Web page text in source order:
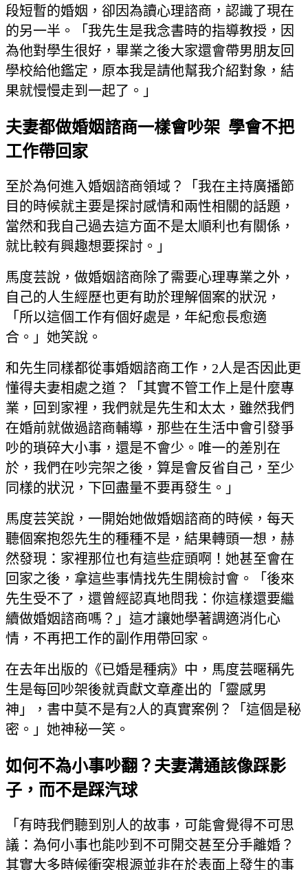
段短暫的婚姻，卻因為讀心理諮商，認識了現在
的另一半。「我先生是我念書時的指導教授，因
為他對學生很好，畢業之後大家還會帶男朋友回
學校給他鑑定，原本我是請他幫我介紹對象，結
果就慢慢走到一起了。」
夫妻都做婚姻諮商一樣會吵架 學會不把
工作帶回家
至於為何進入婚姻諮商領域？「我在主持廣播節
目的時候就主要是探討感情和兩性相關的話題，
當然和我自己過去這方面不是太順利也有關係，
就比較有興趣想要探討。」
馬度芸說，做婚姻諮商除了需要心理專業之外，
自己的人生經歷也更有助於理解個案的狀況，
「所以這個工作有個好處是，年紀愈長愈適
合。」她笑說。
和先生同樣都從事婚姻諮商工作，2人是否因此更
懂得夫妻相處之道？「其實不管工作上是什麼專
業，回到家裡，我們就是先生和太太，雖然我們
在婚前就做過諮商輔導，那些在生活中會引發爭
吵的瑣碎大小事，還是不會少。唯一的差別在
於，我們在吵完架之後，算是會反省自己，至少
同樣的狀況，下回盡量不要再發生。」
馬度芸笑說，一開始她做婚姻諮商的時候，每天
聽個案抱怨先生的種種不是，結果轉頭一想，赫
然發現：家裡那位也有這些症頭啊！她甚至會在
回家之後，拿這些事情找先生開檢討會。「後來
先生受不了，還曾經認真地問我：你這樣還要繼
續做婚姻諮商嗎？」這才讓她學著調適消化心
情，不再把工作的副作用帶回家。
在去年出版的《已婚是種病》中，馬度芸暱稱先
生是每回吵架後就貢獻文章產出的「靈感男
神」，書中莫不是有2人的真實案例？「這個是秘
密。」她神秘一笑。
如何不為小事吵翻？夫妻溝通該像踩影
子，而不是踩汽球
「有時我們聽到別人的故事，可能會覺得不可思
議：為何小事也能吵到不可開交甚至分手離婚？
其實大多時候衝突根源並非在於表面上發生的事